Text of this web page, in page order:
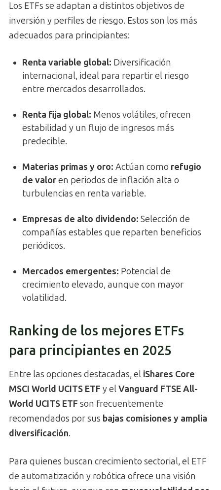
Los ETFs se adaptan a distintos objetivos de
inversión y perfiles de riesgo. Estos son los más
adecuados para principiantes:
Renta variable global: Diversificación
internacional, ideal para repartir el riesgo
entre mercados desarrollados.
Renta fija global: Menos volátiles, ofrecen
estabilidad y un flujo de ingresos más
predecible.
Materias primas y oro: Actúan como refugio
de valoren periodos de inflación alta o
turbulencias en renta variable.
Empresas de alto dividendo: Selección de
compañías estables que reparten beneficios
periódicos.
Mercados emergentes: Potencial de
crecimiento elevado, aunque con mayor
volatilidad.
Ranking de los mejores ETFs
para principiantes en 2025
Entre las opciones destacadas, el iShares Core
MSCI World UCITS ETF y elVanguard FTSE All-
World UCITS ETF son frecuentemente
recomendados por sus bajas comisiones y amplia
diversificación.
Para quienes buscan crecimiento sectorial, el ETF
de automatización y robótica ofrece una visión